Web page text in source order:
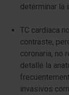
determinar la
TC cardiaca
contraste,
coronaria, no
detalle la
invasivos